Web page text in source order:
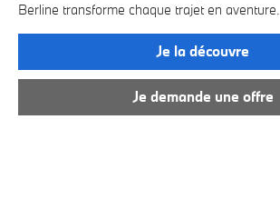
Berline transforme chaque trajet en aventure.
Je la découvre
Je demande une offre